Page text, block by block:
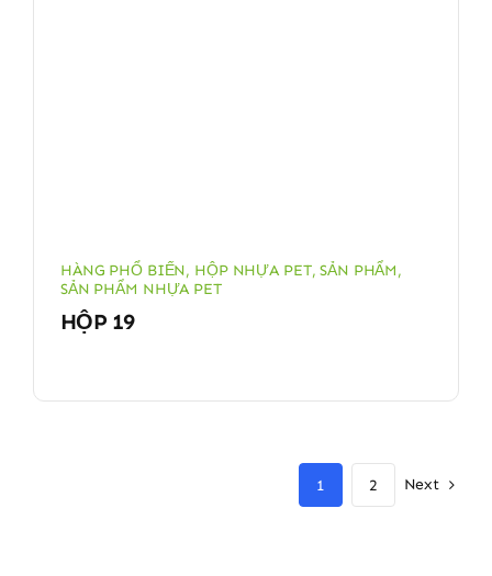
HÀNG PHỔ BIẾN, HỘP NHỰA PET,SẢN PHẨM,
SẢN PHẨM NHỰA PET
HỘP 19
1 2 Next